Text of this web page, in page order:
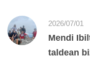
2026/07/01
Mendi
taldean